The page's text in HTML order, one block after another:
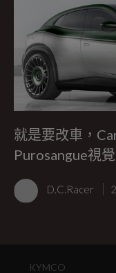
就是要改車，
Purosangue視
D.C.Racer
KYMCO